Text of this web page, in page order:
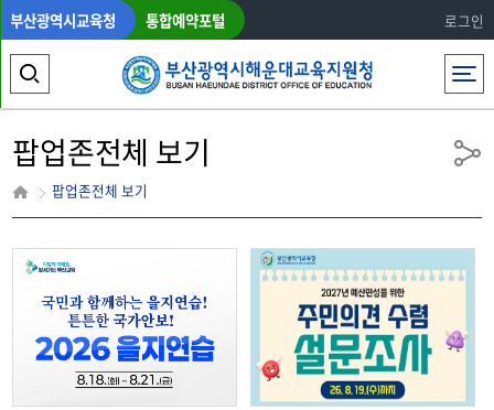
부산광역시교육청 통합예약포털 로그인
전체메뉴
색
영
역
기
팝업존전체 보기
팝업존전체 보기
공